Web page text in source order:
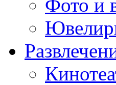
Фото и